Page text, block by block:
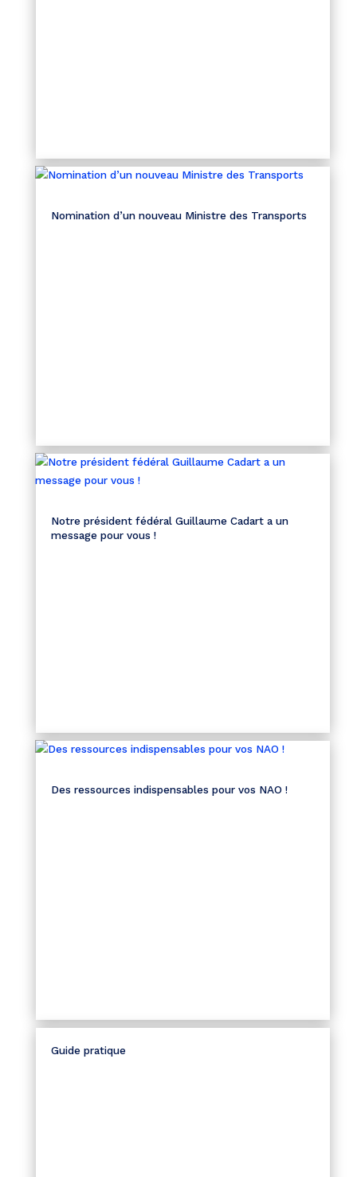
Nomination d’un nouveau Ministre des Transports
Notre président fédéral Guillaume Cadart a un
message pour vous !
Des ressources indispensables pour vos NAO !
Guide pratique